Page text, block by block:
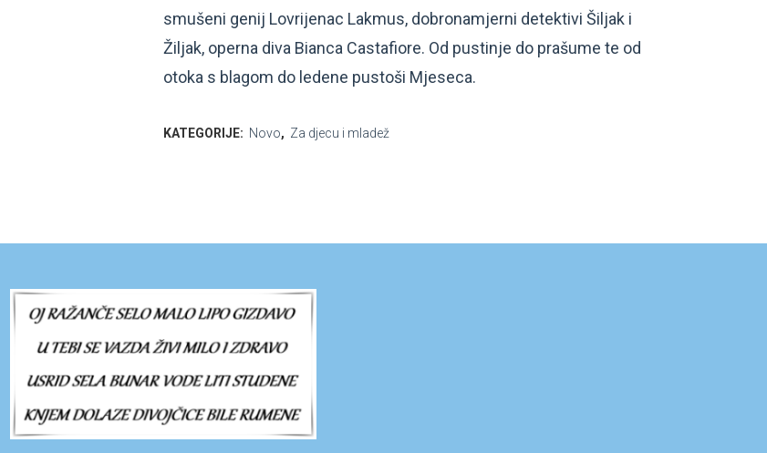
smušeni genij Lovrijenac Lakmus, dobronamjerni detektivi Šiljak i
Žiljak, operna diva Bianca Castafiore. Od pustinje do prašume te od
otoka s blagom do ledene pustoši Mjeseca.
KATEGORIJE: Novo, Za djecu i mladež